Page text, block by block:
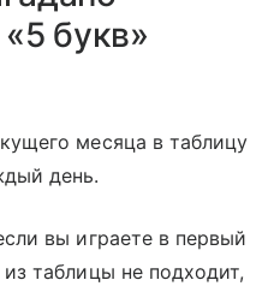
букв»
месяца в таблицу
день.
вы играете в первый
таблицы не подходит,